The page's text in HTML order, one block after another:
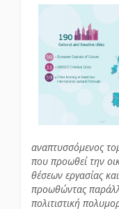
αναπτυσσόμενος
που προωθεί την
θέσεων εργασίας
προωθώντας
πολιτιστική